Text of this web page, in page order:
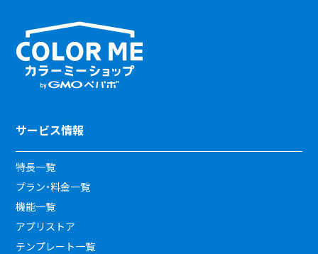
サービス情報
特長一覧
プラン・料金一覧
機能一覧
アプリストア
テンプレート一覧